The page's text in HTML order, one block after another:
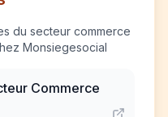
du secteur commerce
Monsiegesocial
Commerce